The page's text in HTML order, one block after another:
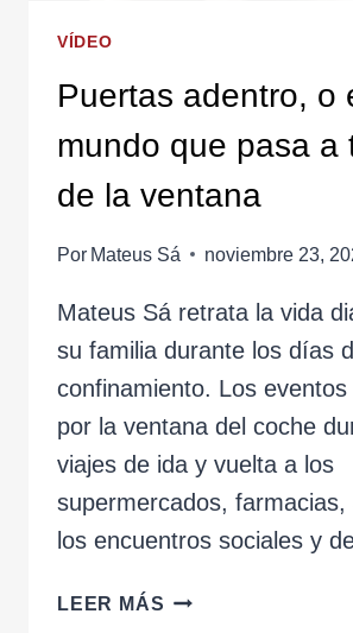
VÍDEO
Puertas adentro, o
mundo que pasa a
de la ventana
Por Mateus Sá noviembre 23,
Mateus Sá retrata la vida
su familia durante los días
confinamiento. Los
por la ventana del coche
viajes de ida y vuelta a los
supermercados,
los encuentros sociales y
LEER MÁS PUERTAS